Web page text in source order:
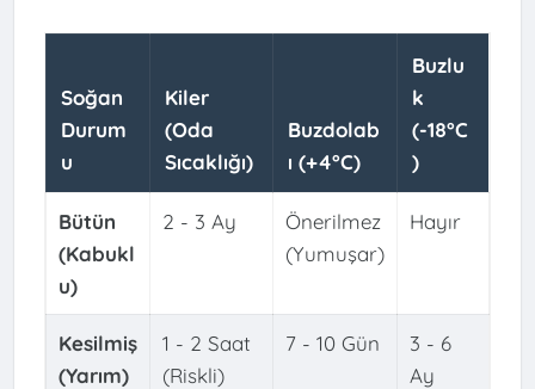
Soğan
Durum
u
Kiler
(Oda
Sıcaklığı)
Buzdolab
ı (+4°C)
Buzlu
k
(-18°C
)
Bütün
(Kabukl
u)
2 - 3 Ay
Önerilmez
(Yumuşar)
Hayır
Kesilmiş
(Yarım)
1 - 2 Saat
(Riskli)
7 - 10 Gün
3 - 6
Ay